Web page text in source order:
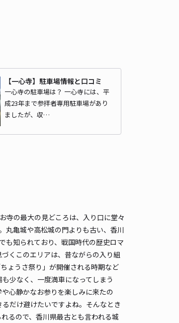
【一心寺】駐車場情報と口コミ
一心寺の駐車場は？ 一心寺には、平
成23年まで参拝者専用駐車場があり
ましたが、収…
寺の最大の見どころは、入り口に堂々
丸亀城や高松城の門よりも古い、香川
も知られており、戦国時代の歴史ロマ
くこのエリアは、昔ながらの入り組
ょうさ祭り」が開催される時期など
少なく、一度満車になってしまう
心静かなお参りを楽しみに来たの
だけ避けたいですよね。そんなとき
るので、香川県最古とも言われる城